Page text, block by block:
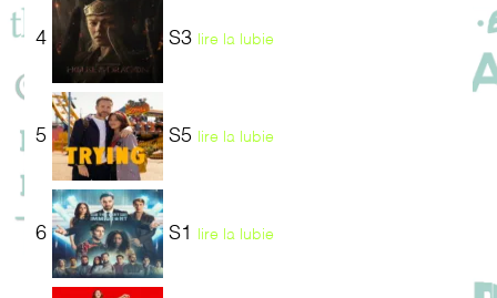
4 S3 lire la lubie
5 S5 lire la lubie
6 S1 lire la lubie